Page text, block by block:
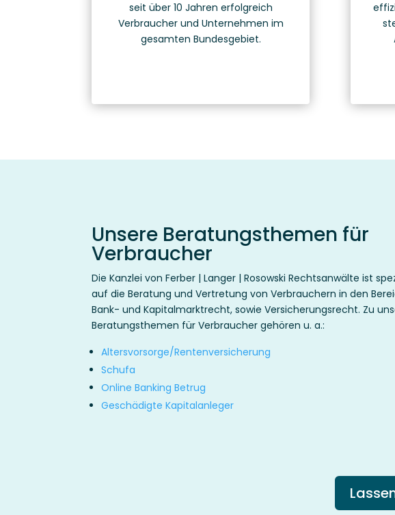
seit über 10 Jahren erfolgreich
Verbraucher und Unternehmen im
gesamten Bundesgebiet.
Unsere Beratungsthemen für
Verbraucher
Die Kanzlei von Ferber | Langer | Rosowski Rechtsanwälte ist
auf die Beratung und Vertretung von Verbrauchern in den
Bank- und Kapitalmarktrecht, sowie Versicherungsrecht. Zu
Beratungsthemen für Verbraucher gehören u. a.:
Altersvorsorge/Rentenversicherung
Schufa
Online Banking Betrug
Geschädigte Kapitalanleger